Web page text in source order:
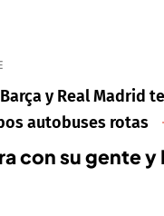
y Real Madrid
autobuses rotas
con su gente y